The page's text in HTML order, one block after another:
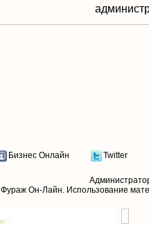
Бизнес Онлайн Twitter
Фураж Он-Лайн. Использование